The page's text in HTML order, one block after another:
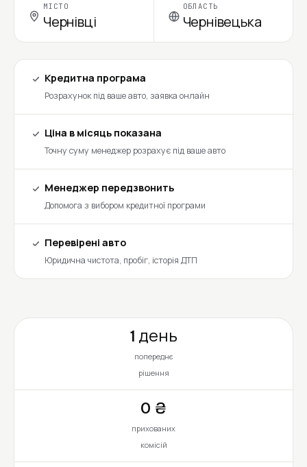
МІСТО
Чернівці
ОБЛАСТЬ
Чернівецька
Кредитна програма
Розрахунок під ваше авто, заявка онлайн
Ціна в місяць показана
Точну суму менеджер розрахує під ваше авто
Менеджер передзвонить
Допомога з вибором кредитної програми
Перевірені авто
Юридична чистота, пробіг, історія ДТП
1 день
попереднє
рішення
0 ₴
прихованих
комісій